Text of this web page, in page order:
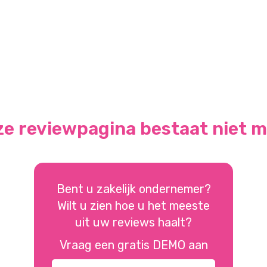
reviewpagina bestaat niet
Bent u zakelijk ondernemer?
Wilt u zien hoe u het meeste
uit uw reviews haalt?
Vraag een gratis DEMO aan